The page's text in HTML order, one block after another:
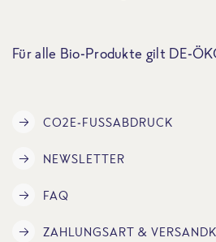
Für alle Bio-Produkte gilt DE-
CO2E-FUSSABDRUCK
NEWSLETTER
FAQ
ZAHLUNGSART &